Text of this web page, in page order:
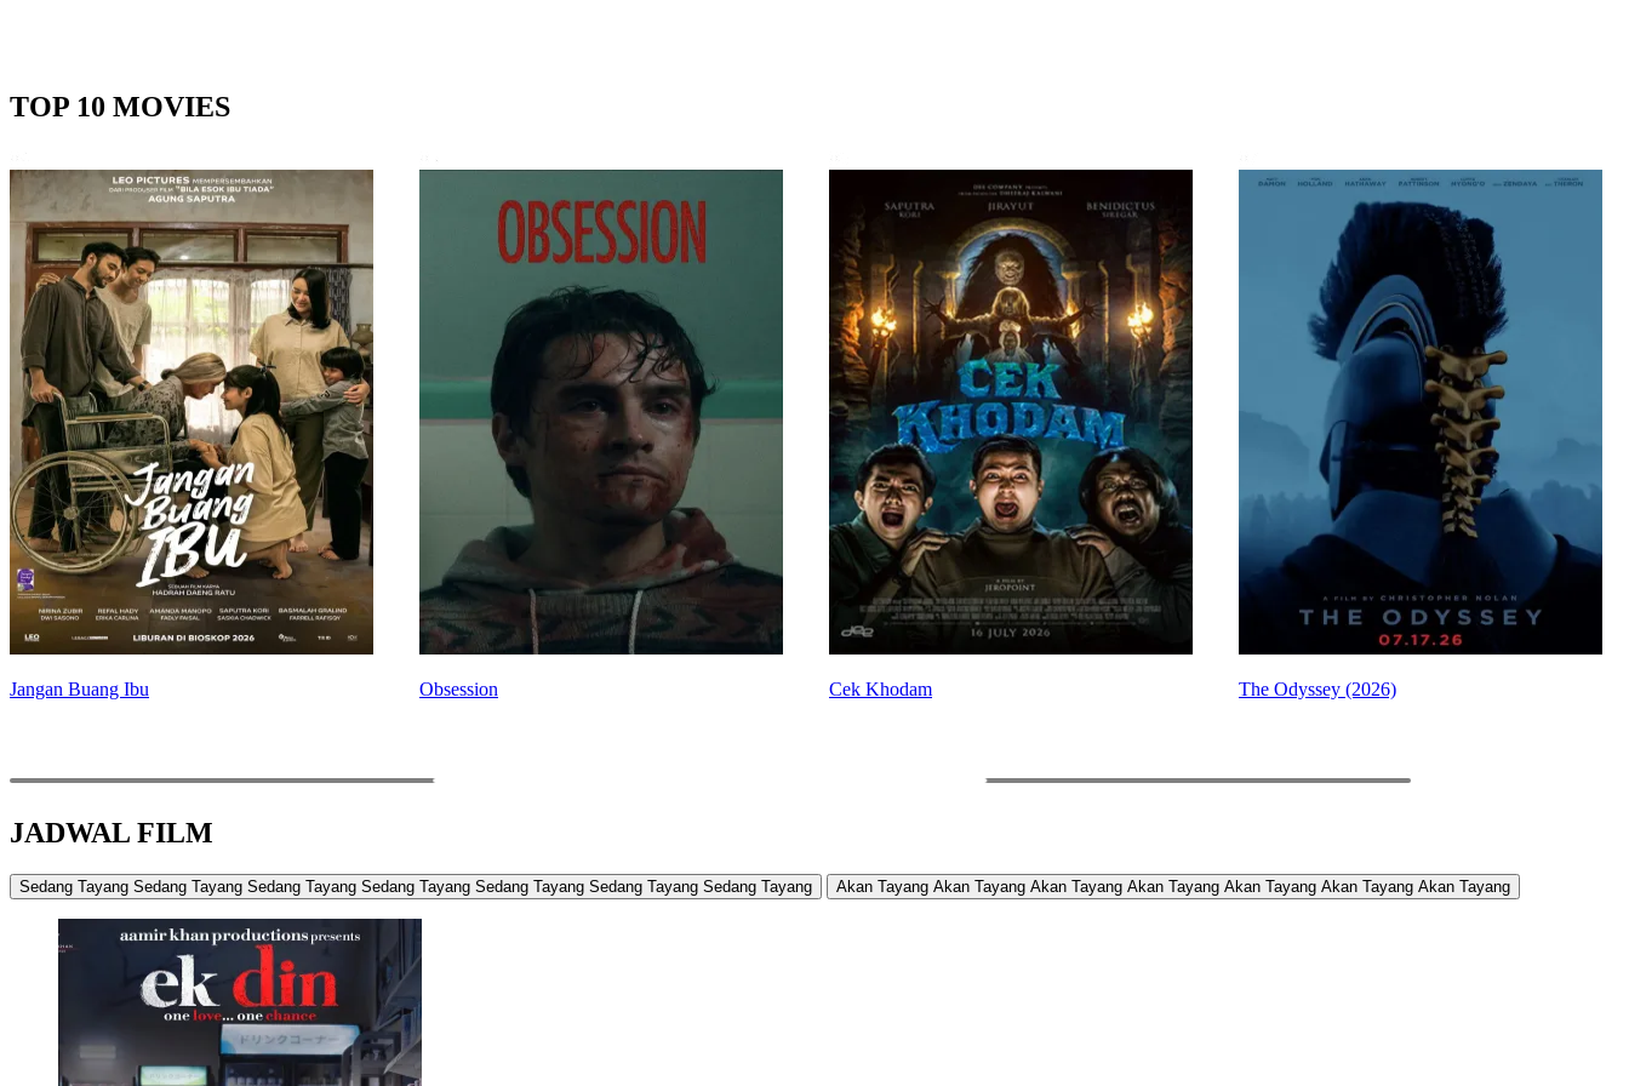
TOP 10 MOVIES
Jangan Buang Ibu Obsession Cek Khodam The Odyssey (2026)
JADWAL FILM
Sedang Tayang Sedang Tayang Sedang Tayang Sedang Tayang Sedang Tayang Sedang Tayang Sedang Tayang Akan Tayang Akan Tayang Akan Tayang Akan Tayang Akan Tayang Akan Tayang Akan Tayang